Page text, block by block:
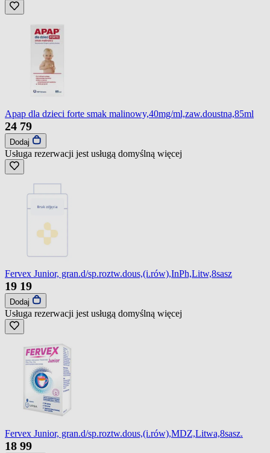
Apap dla dzieci forte smak malinowy,40mg/ml,zaw.doustna,85ml
24 79
Dodaj
Usługa rezerwacji jest usługą domyślną więcej
Fervex Junior, gran.d/sp.roztw.dous,(i.rów),InPh,Litw,8sasz
19 19
Dodaj
Usługa rezerwacji jest usługą domyślną więcej
Fervex Junior, gran.d/sp.roztw.dous,(i.rów),MDZ,Litwa,8sasz.
18 99